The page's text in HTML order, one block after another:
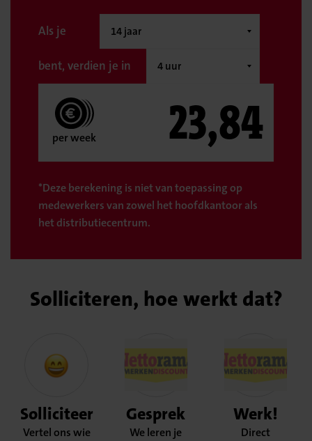
Als je
bent, verdien je in
per week 23,84
*Deze berekening is niet van toepassing op
medewerkers van zowel het hoofdkantoor als
het distributiecentrum.
Solliciteren, hoe werkt dat?
Solliciteer
Vertel ons wie
Gesprek
We leren je
Werk!
Direct